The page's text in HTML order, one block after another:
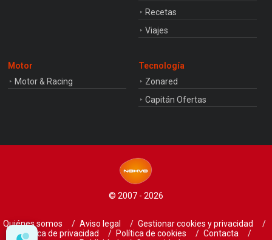
Recetas
Viajes
Motor
Motor & Racing
Tecnología
Zonared
Capitán Ofertas
© 2007 - 2026
Quiénes somos Aviso legal
Gestionar cookies y privacidad
Política de privacidad
Política de cookies
Contacta